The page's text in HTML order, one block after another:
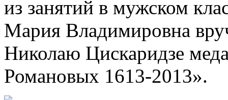
из занятий в мужском
Мария Владимировна
Николаю Цискаридзе
Романовых 1613-2013».